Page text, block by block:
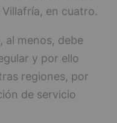
en cuatro.
al menos, debe
y por ello
regiones, por
de servicio